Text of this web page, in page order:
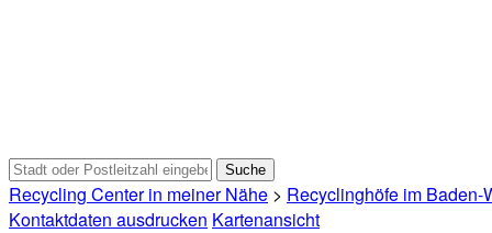
Recycling Center in meiner Nähe > Recyclinghöfe im Baden-
Kontaktdaten ausdrucken Kartenansicht